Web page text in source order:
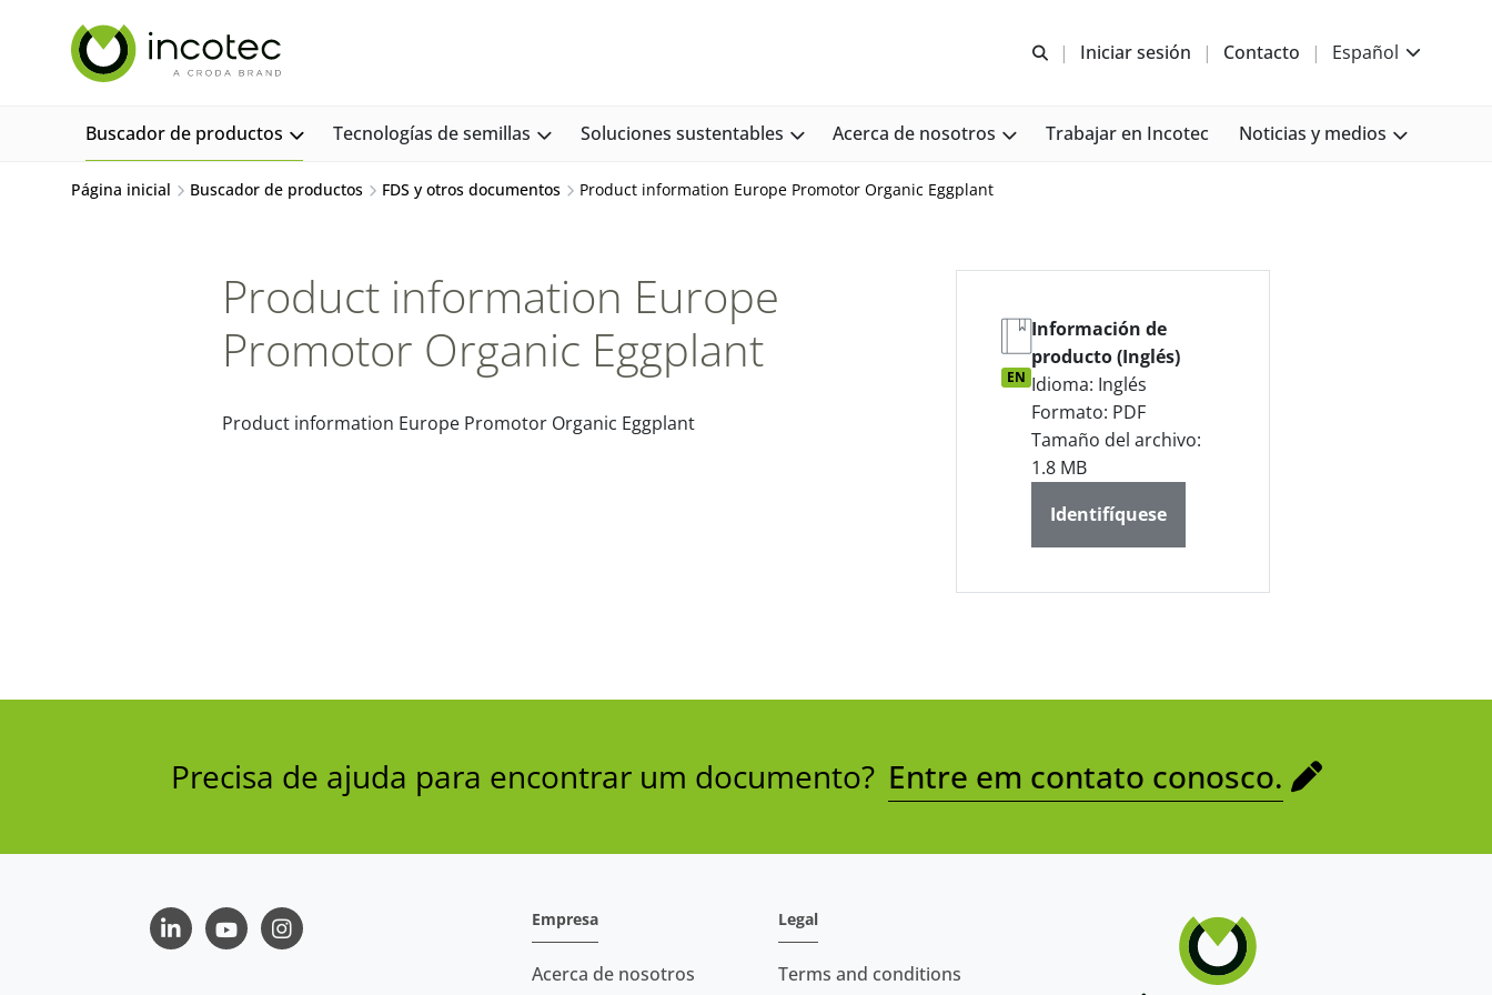
contenido
Abrir b&#250;squeda
Iniciar sesión Contacto Español
Buscador de productos Tecnologías de semillas Soluciones sustentables Acerca de nosotros Trabajar en Incotec Noticias y medios
Página inicial Buscador de productos FDS y otros documentos Product information Europe Promotor Organic Eggplant
Product information Europe
Promotor Organic Eggplant
Product information Europe Promotor Organic Eggplant
EN
Información de
producto (Inglés)
Idioma: Inglés
Formato: PDF
Tamaño del archivo:
1.8 MB
Identifíquese
Precisa de ajuda para encontrar um documento? Entre em contato conosco.
LinkedInYoutubeInstagram
Empresa
Acerca de nosotros
Legal
Terms and conditions